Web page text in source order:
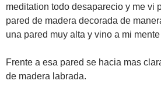
meditation todo desaparecio y me vi
pared de madera decorada de
una pared muy alta y vino a mi
Frente a esa pared se hacia mas
de madera labrada.